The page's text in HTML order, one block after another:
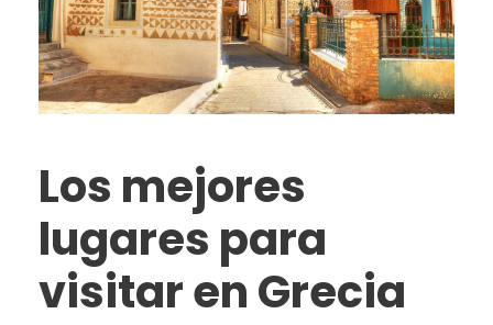
Los mejores
lugares para
visitar en Grecia